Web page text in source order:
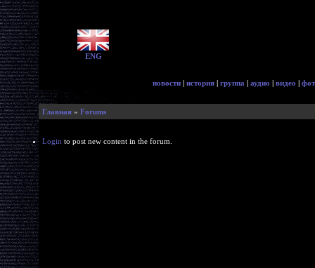
ENG
новости | история | группа | аудио | видео |
Главная » Forums
Login to post new content in the forum.